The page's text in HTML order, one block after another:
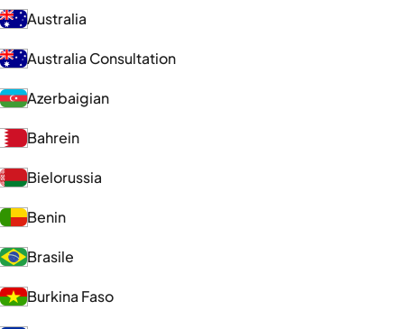
Australia
Australia Consultation
Azerbaigian
Bahrein
Bielorussia
Benin
Brasile
Burkina Faso